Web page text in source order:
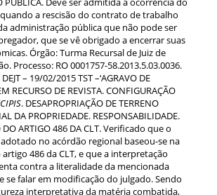
quando a rescisão do contrato de trabalho
administração pública que não pode ser
que se vê obrigado a encerrar suas
Órgão: Turma Recursal de Juiz de
Processo: RO 0001757-58.2013.5.03.0036.
– 19/02/2015 TST –‘AGRAVO DE
RECURSO DE REVISTA. CONFIGURAÇÃO
. DESAPROPRIAÇÃO DE TERRENO
DA PROPRIEDADE. RESPONSABILIDADE.
DO ARTIGO 486 DA CLT. Verificado que o
no acórdão regional baseou-se na
486 da CLT, e que a interpretação
contra a literalidade da mencionada
se falar em modificação do julgado. Sendo
interpretativa da matéria combatida,